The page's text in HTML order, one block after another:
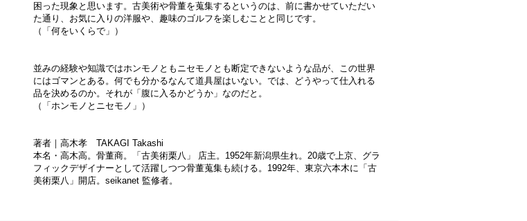
困った現象と思います。古美術や骨董を蒐集するというのは、前に書かせていただい
た通り、お気に入りの洋服や、趣味のゴルフを楽しむことと同じです。
（「何をいくらで」）
並みの経験や知識ではホンモノともニセモノとも断定できないような品が、この世界
にはゴマンとある。何でも分かるなんて道具屋はいない。では、どうやって仕入れる
品を決めるのか。それが「腹に入るかどうか」なのだと。
（「ホンモノとニセモノ」）
著者｜高木孝 TAKAGI Takashi
本名・高木高。骨董商。「古美術栗八」 店主。1952年新潟県生れ。20歳で上京、グラ
フィックデザイナーとして活躍しつつ骨董蒐集も続ける。1992年、東京六本木に「古
美術栗八」開店。seikanet 監修者。